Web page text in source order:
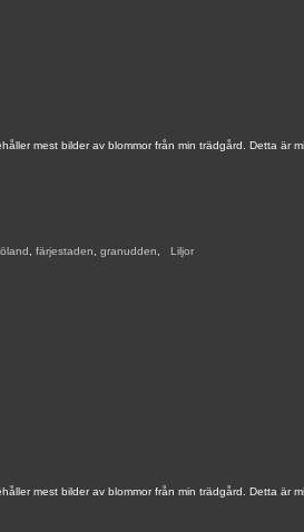
mest bilder av blommor från min trädgård. Detta är
öland färjestaden granudden Liljor,
mest bilder av blommor från min trädgård. Detta är